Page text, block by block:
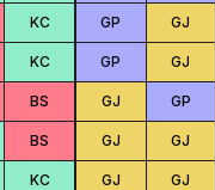
KC
KC
BS
BS
KC
GP GJ
GP GJ
GJ GP
GJ GJ
GJ GJ